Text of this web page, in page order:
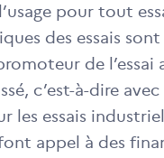
pour tout
des essais
de l’essai
c’est-à-dire avec
les essais
appel à des